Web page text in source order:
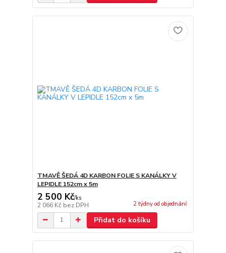
TMAVĚ ŠEDÁ 4D KARBON FOLIE S KANÁLKY V
LEPIDLE 152cm x 5m
2 500 Kč/ks
2 066 Kč bez DPH 2 týdny od objednání
Přidat do košíku